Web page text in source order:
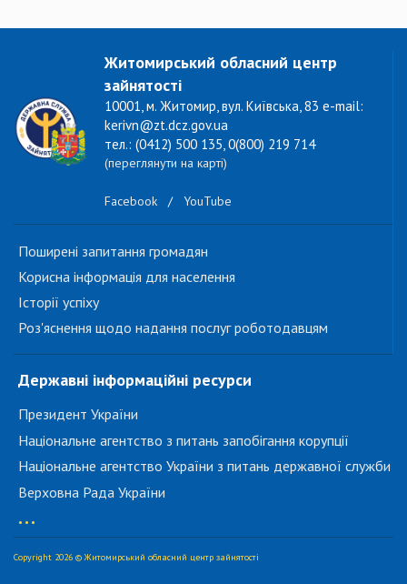
Житомирський обласний центр
зайнятості
10001, м. Житомир, вул. Київська, 83 e-mail:
kerivn@zt.dcz.gov.ua
тел.: (0412) 500 135, 0(800) 219 714
(переглянути на карті)
Facebook / YouTube
Поширені запитання громадян
Корисна інформація для населення
Історії успіху
Роз'яснення щодо надання послуг роботодавцям
Державні інформаційні ресурси
Президент України
Національне агентство з питань запобігання корупції
Національне агентство України з питань державної служби
Верховна Рада України
...
Copyright 2026 © Житомирський обласний центр зайнятості